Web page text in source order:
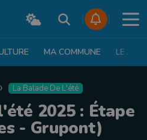
MA COMMUNE LE JT
La Balade De L'été
2025 : Étape
- Grupont)